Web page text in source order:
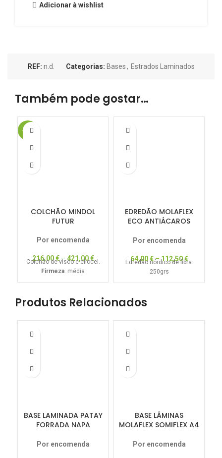
Adicionar à wishlist
REF: n.d. Categorias: Bases, Estrados Laminados
Também pode gostar…
-15%
COLCHÃO MINDOL
FUTUR
Por encomenda
216,00€– 421,00€
Colchão de visco e eliocel.
Firmeza: média
EDREDÃO MOLAFLEX
ECO ANTIÁCAROS
Por encomenda
64,00€– 112,50€
Edredão nórdico de fibra.
250grs
Produtos Relacionados
BASE LAMINADA PATAY
FORRADA NAPA
Por encomenda
BASE LÂMINAS
MOLAFLEX SOMIFLEX A4
Por encomenda